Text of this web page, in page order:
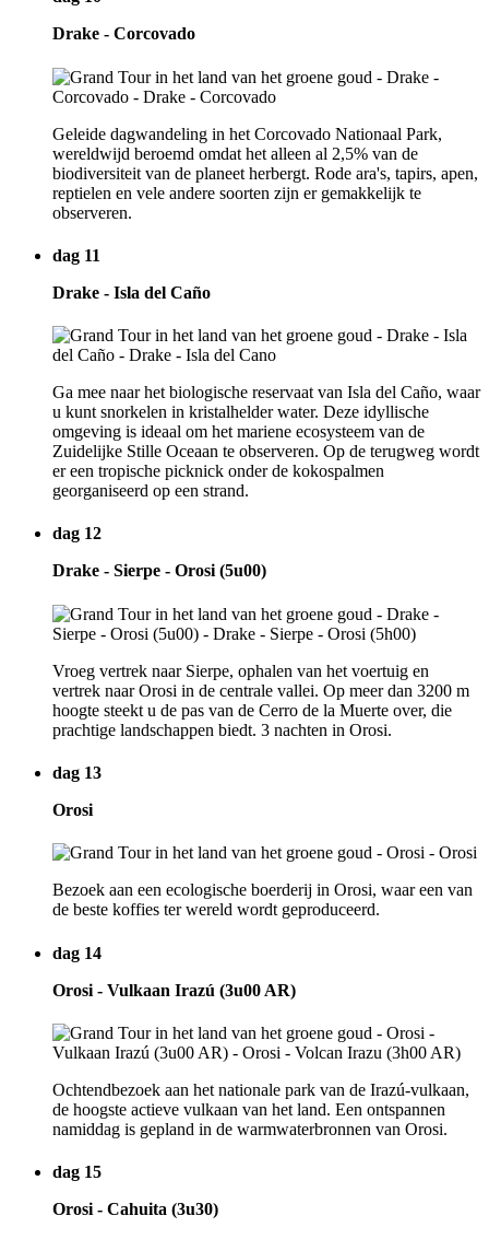
Drake - Corcovado
Geleide dagwandeling in het Corcovado Nationaal Park,
wereldwijd beroemd omdat het alleen al 2,5% van de
biodiversiteit van de planeet herbergt. Rode ara's, tapirs, apen,
reptielen en vele andere soorten zijn er gemakkelijk te
observeren.
dag 11
Drake - Isla del Caño
Ga mee naar het biologische reservaat van Isla del Caño, waar
u kunt snorkelen in kristalhelder water. Deze idyllische
omgeving is ideaal om het mariene ecosysteem van de
Zuidelijke Stille Oceaan te observeren. Op de terugweg wordt
er een tropische picknick onder de kokospalmen
georganiseerd op een strand.
dag 12
Drake - Sierpe - Orosi (5u00)
Vroeg vertrek naar Sierpe, ophalen van het voertuig en
vertrek naar Orosi in de centrale vallei. Op meer dan 3200 m
hoogte steekt u de pas van de Cerro de la Muerte over, die
prachtige landschappen biedt. 3 nachten in Orosi.
dag 13
Orosi
Bezoek aan een ecologische boerderij in Orosi, waar een van
de beste koffies ter wereld wordt geproduceerd.
dag 14
Orosi - Vulkaan Irazú (3u00 AR)
Ochtendbezoek aan het nationale park van de Irazú-vulkaan,
de hoogste actieve vulkaan van het land. Een ontspannen
namiddag is gepland in de warmwaterbronnen van Orosi.
dag 15
Orosi - Cahuita (3u30)